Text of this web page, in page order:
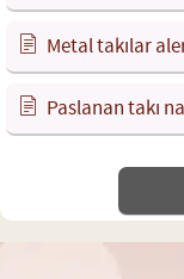
Metal takılar
Paslanan takı